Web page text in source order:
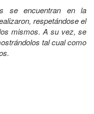
se encuentran en la
respetándose el
mismos. A su vez, se
tal cual como